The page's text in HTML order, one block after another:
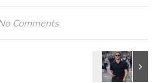
Comments